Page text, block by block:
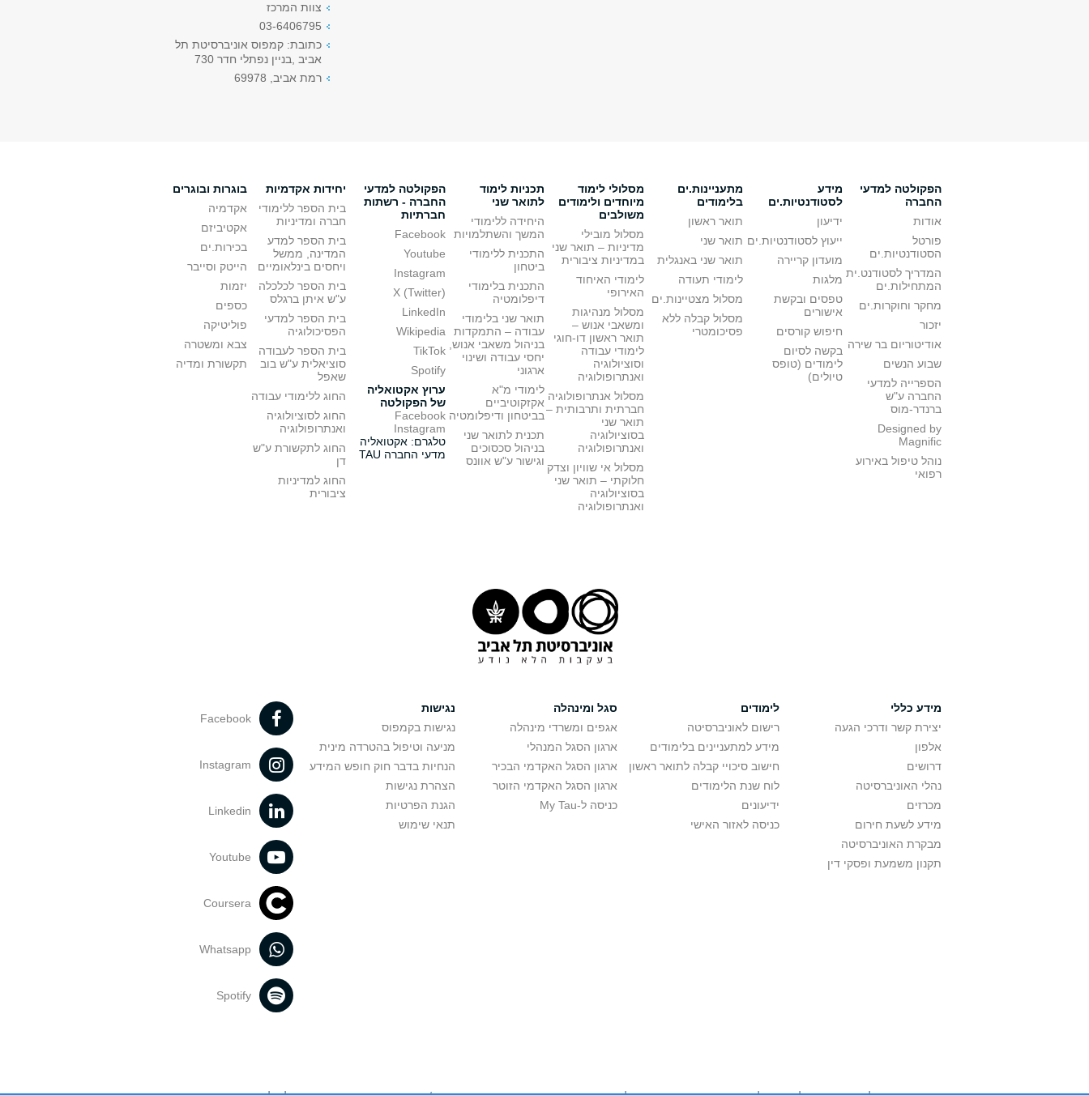
צוות המרכז
03-6406795
כתובת: קמפוס אוניברסיטת תל
אביב ,בניין נפתלי חדר 730
רמת אביב, 69978
הפקולטה למדעי
החברה
אודות
פורטל
הסטודנטיות.ים
המדריך לסטודנט.ית
המתחילות.ים
מחקר וחוקרות.ים
יזכור
אודיטוריום בר שירה
שבוע הנשים
הספרייה למדעי
החברה ע"ש
ברנדר-מוס
Designed by
Magnific
נוהל טיפול באירוע
רפואי
מידע
לסטודנטיות.ים
ידיעון
ייעוץ לסטודנטיות.ים
מועדון קריירה
מלגות
טפסים ובקשת
אישורים
חיפוש קורסים
בקשה לסיום
לימודים (טופס
טיולים)
מתעניינות.ים
בלימודים
תואר ראשון
תואר שני
תואר שני באנגלית
לימודי תעודה
מסלול מצטיינות.ים
מסלול קבלה ללא
פסיכומטרי
מסלולי לימוד
מיוחדים ולימודים
משולבים
מסלול מובילי
מדיניות – תואר שני
במדיניות ציבורית
לימודי האיחוד
האירופי
מסלול מנהיגות
ומשאבי אנוש –
תואר ראשון דו-חוגי
לימודי עבודה
וסוציולוגיה
ואנתרופולוגיה
מסלול אנתרופולוגיה
חברתית ותרבותית –
תואר שני
בסוציולוגיה
ואנתרופולוגיה
מסלול אי שוויון וצדק
חלוקתי – תואר שני
בסוציולוגיה
ואנתרופולוגיה
תכניות לימוד
לתואר שני
היחידה ללימודי
המשך והשתלמויות
התכנית ללימודי
ביטחון
התכנית בלימודי
דיפלומטיה
תואר שני בלימודי
עבודה – התמקדות
בניהול משאבי אנוש,
יחסי עבודה ושינוי
ארגוני
לימודי מ"א
אקזקוטיביים
בביטחון ודיפלומטיה
תכנית לתואר שני
בניהול סכסוכים
וגישור ע"ש אוונס
הפקולטה למדעי
החברה - רשתות
חברתיות
Facebook
Youtube
Instagram
X (Twitter)
LinkedIn
Wikipedia
TikTok
Spotify
ערוץ אקטואליה
של הפקולטה
Facebook
Instagram
טלגרם: אקטואליה
מדעי החברה TAU
יחידות אקדמיות
בית הספר ללימודי
חברה ומדיניות
בית הספר למדע
המדינה, ממשל
ויחסים בינלאומיים
בית הספר לכלכלה
ע"ש איתן ברגלס
בית הספר למדעי
הפסיכולוגיה
בית הספר לעבודה
סוציאלית ע"ש בוב
שאפל
החוג ללימודי עבודה
החוג לסוציולוגיה
ואנתרופולוגיה
החוג לתקשורת ע"ש
דן
החוג למדיניות
ציבורית
בוגרות ובוגרים
אקדמיה
אקטיביזם
בכירות.ים
הייטק וסייבר
יזמות
כספים
פוליטיקה
צבא ומשטרה
תקשורת ומדיה
מידע כללי
יצירת קשר ודרכי הגעה
אלפון
דרושים
נהלי האוניברסיטה
מכרזים
מידע לשעת חירום
מבקרת האוניברסיטה
תקנון משמעת ופסקי דין
לימודים
רישום לאוניברסיטה
מידע למתעניינים בלימודים
חישוב סיכויי קבלה לתואר ראשון
לוח שנת הלימודים
ידיעונים
כניסה לאזור האישי
סגל ומינהלה
אגפים ומשרדי מינהלה
ארגון הסגל המנהלי
ארגון הסגל האקדמי הבכיר
ארגון הסגל האקדמי הזוטר
כניסה ל-My Tau
נגישות
נגישות בקמפוס
מניעה וטיפול בהטרדה מינית
הנחיות בדבר חוק חופש המידע
הצהרת נגישות
הגנת הפרטיות
תנאי שימוש
Facebook
Instagram
Linkedin
Youtube
Coursera
Whatsapp
Spotify